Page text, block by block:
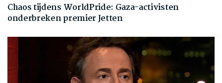
Chaos tijdens WorldPride: Gaza-activisten
onderbreken premier Jetten